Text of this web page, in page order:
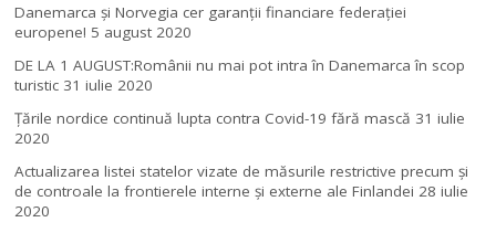
Danemarca și Norvegia cer garanții financiare federației
europene! 5 august 2020
DE LA 1 AUGUST:Românii nu mai pot intra în Danemarca în scop
turistic 31 iulie 2020
Țările nordice continuă lupta contra Covid-19 fără mască 31 iulie
2020
Actualizarea listei statelor vizate de măsurile restrictive precum și
de controale la frontierele interne și externe ale Finlandei 28 iulie
2020